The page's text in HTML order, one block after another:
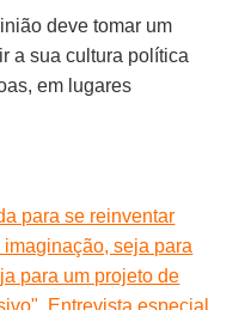
deve tomar um
a sua cultura política
em lugares
para se reinventar
seja para
para um projeto de
Entrevista especial